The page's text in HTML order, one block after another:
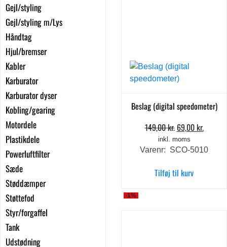
Gejl/styling
Gejl/styling m/Lys
Håndtag
Hjul/bremser
Kabler
Karburator
Karburator dyser
Kobling/gearing
Motordele
Plastikdele
Powerluftfilter
Sæde
Støddæmper
Støttefod
Styr/forgaffel
Tank
Udstødning
Beslag (digital speedometer)
149,00kr. Den
oprindelige
pris
149,00 kr..
69,00kr.
pris
inkl. moms
Varenr: SCO-5010
Tilføj til kurv
-1%